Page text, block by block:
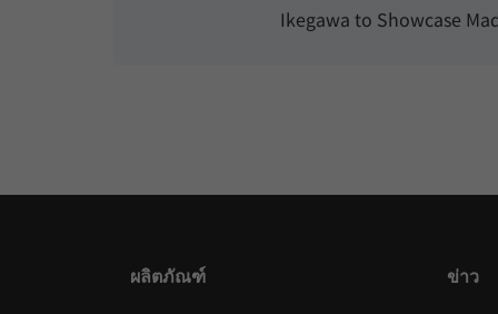
Ikegawa to Showcase
ผลิตภัณฑ์ ข่าว